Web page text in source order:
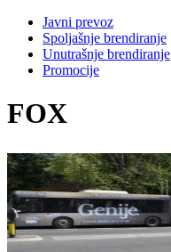
Javni prevoz
Spoljašnje brendiranje
Unutrašnje brendiranje
Promocije
FOX